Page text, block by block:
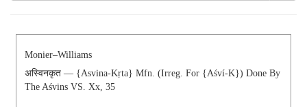
Monier–Williams
अस्विनकृत — {asvina-Kṛta} Mfn. (irreg. For {aśví-K}) Done By
The Aśvins VS. Xx, 35